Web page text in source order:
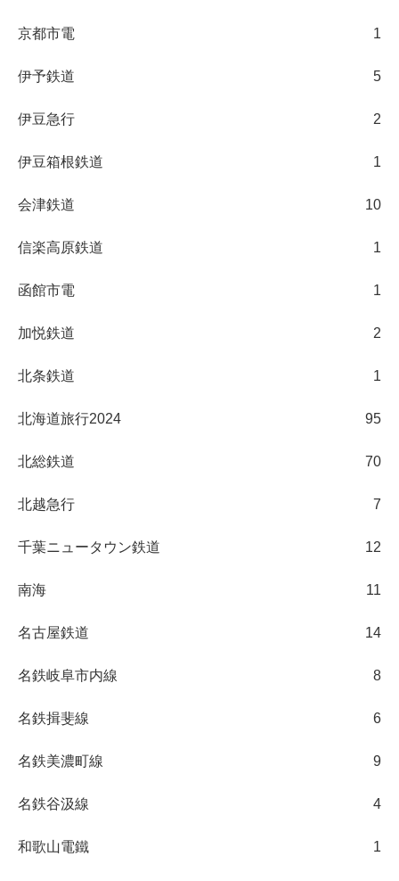
京都市電 1
伊予鉄道 5
伊豆急行 2
伊豆箱根鉄道 1
会津鉄道 10
信楽高原鉄道 1
函館市電 1
加悦鉄道 2
北条鉄道 1
北海道旅行2024 95
北総鉄道 70
北越急行 7
千葉ニュータウン鉄道 12
南海 11
名古屋鉄道 14
名鉄岐阜市内線 8
名鉄揖斐線 6
名鉄美濃町線 9
名鉄谷汲線 4
和歌山電鐵 1